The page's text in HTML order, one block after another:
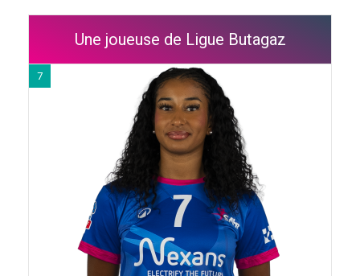
Une joueuse de Ligue Butagaz
7